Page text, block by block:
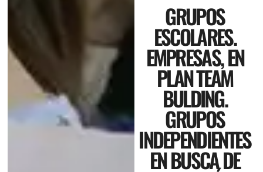
GRUPOS
ESCOLARES.
EMPRESAS, EN
PLAN TEAM
BULDING.
GRUPOS
INDEPENDIENTES
EN BUSCA DE